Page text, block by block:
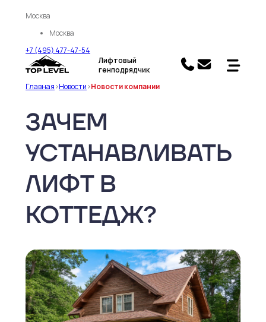
Москва
Москва
+7 (495) 477-47-54
Лифтовый
генподрядчик
Главная>Новости>Новости компании
ЗАЧЕМ
УСТАНАВЛИВАТЬ
ЛИФТ В
КОТТЕДЖ?